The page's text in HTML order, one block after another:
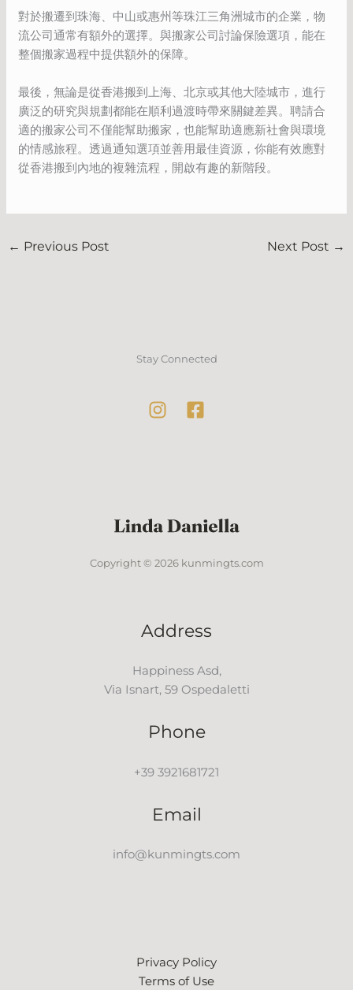
對於搬遷到珠海、中山或惠州等珠江三角洲城市的企業，物
流公司通常有額外的選擇。與搬家公司討論保險選項，能在
整個搬家過程中提供額外的保障。
最後，無論是從香港搬到上海、北京或其他大陸城市，進行
廣泛的研究與規劃都能在順利過渡時帶來關鍵差異。聘請合
適的搬家公司不僅能幫助搬家，也能幫助適應新社會與環境
的情感旅程。透過通知選項並善用最佳資源，你能有效應對
從香港搬到內地的複雜流程，開啟有趣的新階段。
← Previous Post Next Post →
Stay Connected
Copyright © 2026 kunmingts.com
Address
Happiness Asd,
Via Isnart, 59 Ospedaletti
Phone
+39 3921681721
Email
info@kunmingts.com
Privacy Policy
Terms of Use